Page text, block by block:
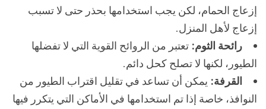
إزعاج الحمام، لكن يجب استخدامها بحذر حتى لا تسبب
إزعاج لأهل المنزل.
رائحة الثوم: تعتبر من الروائح القوية التي لا تفضلها
الطيور، لكنها لا تصلح كحل دائم.
القرفة: يمكن أن تساعد في تقليل اقتراب الطيور من
النوافذ، خاصة إذا تم استخدامها في الأماكن التي يتكرر فيها